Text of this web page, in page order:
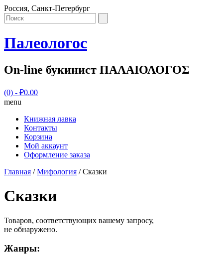
Россия, Санкт-Петербург
Палеологос
On-line букинист ΠΑΛΑΙΟΛΟΓΟΣ
(0) - ₽0.00
menu
Книжная лавка
Контакты
Корзина
Мой аккаунт
Оформление заказа
Главная /Мифология / Сказки
Сказки
Товаров, соответствующих вашему запросу,
не обнаружено.
Жанры: